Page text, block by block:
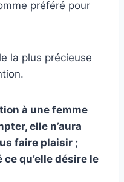
préféré pour
la plus précieuse
à une femme
elle n’aura
faire plaisir ;
qu’elle désire le